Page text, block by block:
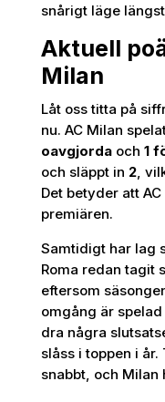
snårigt läge
Aktuell
Milan
Låt oss titta på
nu. AC Milan
oavgjordaoch 1
och släppt in 2,
Det betyder att
premiären.
Samtidigt har lag
Roma redan tagit
eftersom
omgång är
dra några
slåss i toppen i
snabbt, och Milan